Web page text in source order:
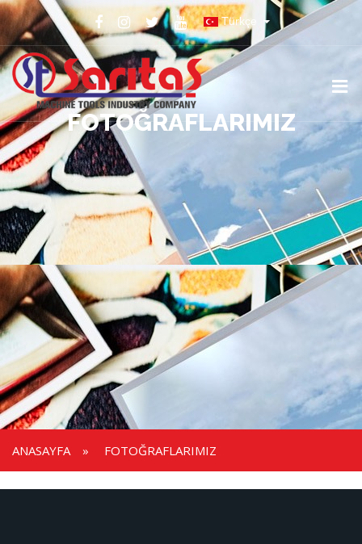
Türkçe
FOTOĞRAFLARIMIZ
ANASAYFA » FOTOĞRAFLARIMIZ